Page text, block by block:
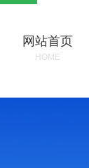
网站首页
HOME